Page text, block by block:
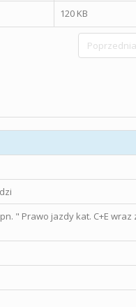
120 KB
Poprzednia
" Prawo jazdy kat. C+E wraz